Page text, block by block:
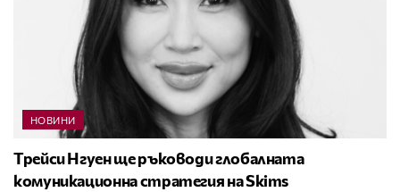
НОВИНИ
Трейси Нгуен ще ръководи глобалната
комуникационна стратегия на Skims